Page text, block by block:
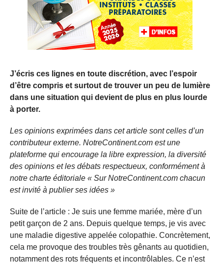
J’écris ces lignes en toute discrétion, avec l’espoir
d’être compris et surtout de trouver un peu de lumière
dans une situation qui devient de plus en plus lourde
à porter.
Les opinions exprimées dans cet article sont celles d’un
contributeur externe. NotreContinent.com est une
plateforme qui encourage la libre expression, la diversité
des opinions et les débats respectueux, conformément à
notre charte éditoriale « Sur NotreContinent.com chacun
est invité à publier ses idées »
Suite de l’article : Je suis une femme mariée, mère d’un
petit garçon de 2 ans. Depuis quelque temps, je vis avec
une maladie digestive appelée colopathie. Concrètement,
cela me provoque des troubles très gênants au quotidien,
notamment des rots fréquents et incontrôlables. Ce n’est